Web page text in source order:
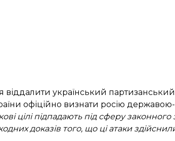
український партизанський
офіційно визнати росію
цілі підпадають під сферу
доказів того, що ці атаки здійснили